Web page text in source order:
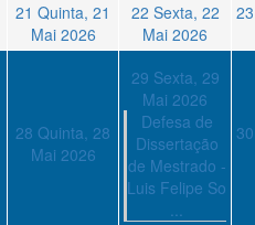
21 Quinta, 21
Mai 2026
22 Sexta, 22
Mai 2026
23
28 Quinta, 28
Mai 2026
29 Sexta, 29
Mai 2026
Defesa de
Dissertação
de Mestrado -
Luis Felipe So
...
30